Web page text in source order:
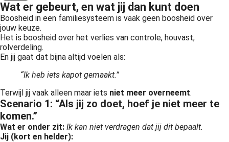
Wat er gebeurt, en wat jij dan kunt doen
Boosheid in een familiesysteem is vaak geen boosheid over
jouw keuze.
Het is boosheid over het verlies van controle, houvast,
rolverdeling.
En jij gaat dat bijna altijd voelen als:
“Ik heb iets kapot gemaakt.”
Terwijl jij vaak alleen maar iets niet meer overneemt.
Scenario 1: “Als jij zo doet, hoef je niet meer te
komen.”
Wat er onder zit: Ik kan niet verdragen dat jij dit bepaalt.
Jij (kort en helder):